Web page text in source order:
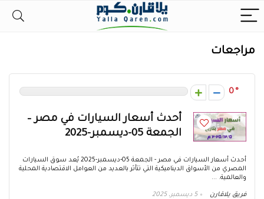
مراجعات
0
أحدث أسعار السيارات في مصر –
الجمعة 05-ديسمبر-2025
أحدث أسعار السيارات في مصر - الجمعة 05-ديسمبر-2025 يُعد سوق السيارات
المصري من الأسواق الديناميكية التي تتأثر بالعديد من العوامل الاقتصادية المحلية
والعالمية. ...
فريق يلاقارن 5 ديسمبر، 2025